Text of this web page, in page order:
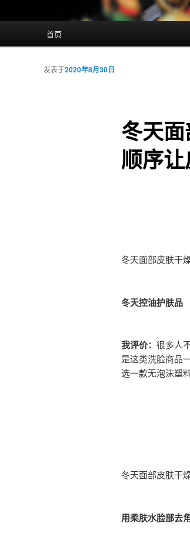
首页
冬天
顺序
发表于2020年8月30日
冬天面部皮肤干
冬天控油护肤品
我评价： 很多人
是这类洗脸商品
选一款无泡沫塑
冬天面部皮肤干
用柔肤水脸部去